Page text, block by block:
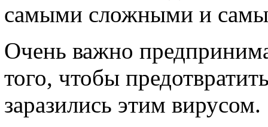
самыми сложными и
Очень важно
того, чтобы
заразились этим вирусом.